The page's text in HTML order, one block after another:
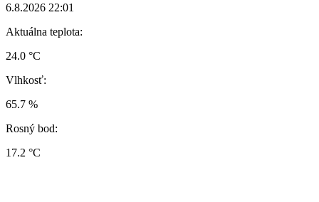
6.8.2026 22:01
Aktuálna teplota:
24.0 °C
Vlhkosť:
65.7 %
Rosný bod:
17.2 °C